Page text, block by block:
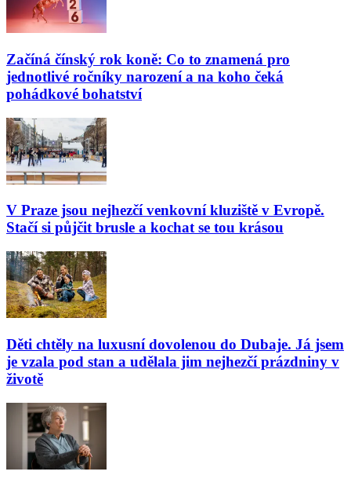
Začíná čínský rok koně: Co to znamená pro
jednotlivé ročníky narození a na koho čeká
pohádkové bohatství
V Praze jsou nejhezčí venkovní kluziště v Evropě.
Stačí si půjčit brusle a kochat se tou krásou
Děti chtěly na luxusní dovolenou do Dubaje. Já jsem
je vzala pod stan a udělala jim nejhezčí prázdniny v
životě